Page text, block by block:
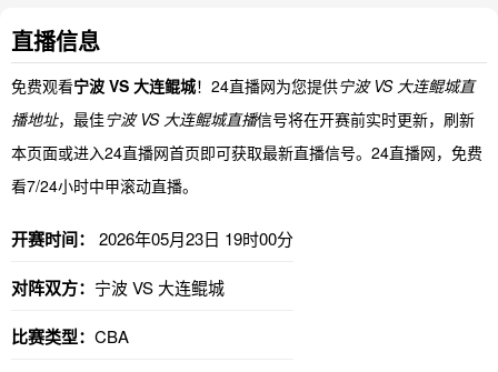
直播信息
免费观看宁波 VS 大连鲲城！24直播网为您提供宁波 VS 大连鲲城直
播地址，最佳宁波 VS 大连鲲城直播信号将在开赛前实时更新，刷新
本页面或进入24直播网首页即可获取最新直播信号。24直播网，免费
看7/24小时中甲滚动直播。
开赛时间： 2026年05月23日 19时00分
对阵双方： 宁波 VS 大连鲲城
比赛类型： CBA